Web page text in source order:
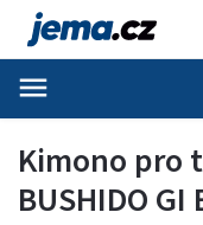
Kimono pro
BUSHIDO